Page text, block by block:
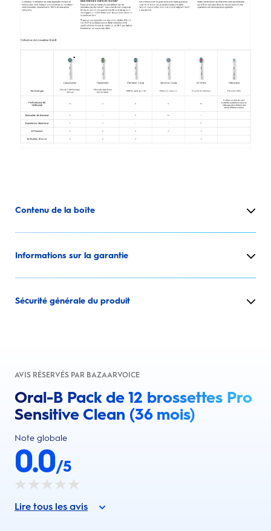
Contenu de la boîte
Informations sur la garantie
Sécurité générale du produit
AVIS RÉSERVÉS PAR BAZAARVOICE
Oral-B Pack de 12 brossettes Pro
Sensitive Clean (36 mois)
Note globale
0.0/5
Lire tous les avis